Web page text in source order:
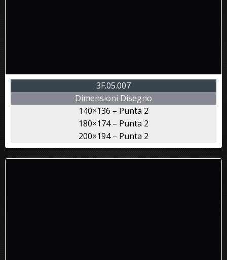
3F.05.007
Dimensioni Disegno
140×136 – Punta 2
180×174 – Punta 2
200×194 – Punta 2